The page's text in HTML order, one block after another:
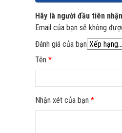
Hãy là người đầu tiên
Email của bạn sẽ không
Đánh giá của bạn
Nhận xét của bạn *
Tên *